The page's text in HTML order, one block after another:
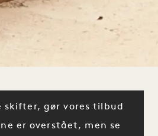
skifter, gør vores tilbud
er overstået, men se